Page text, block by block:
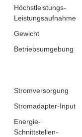
Höchstleistungs-
Leistungsaufnahme
Gewicht
Betriebsumgebung
Stromversorgung
Stromadapter-Input
Energie-
Schnittstellen-